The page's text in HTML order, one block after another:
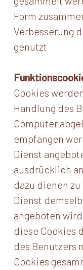
Form
Verbesserung
genutzt
Cookies
Handlung des
Computer
empfangen
Dienst
ausdrücklich
dazu dienen
Dienst
angeboten
diese Cookies
des Benutzers
Cookies